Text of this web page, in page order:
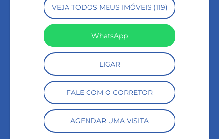
VEJA TODOS MEUS IMÓVEIS (119)
WhatsApp
LIGAR
FALE COM O CORRETOR
AGENDAR UMA VISITA